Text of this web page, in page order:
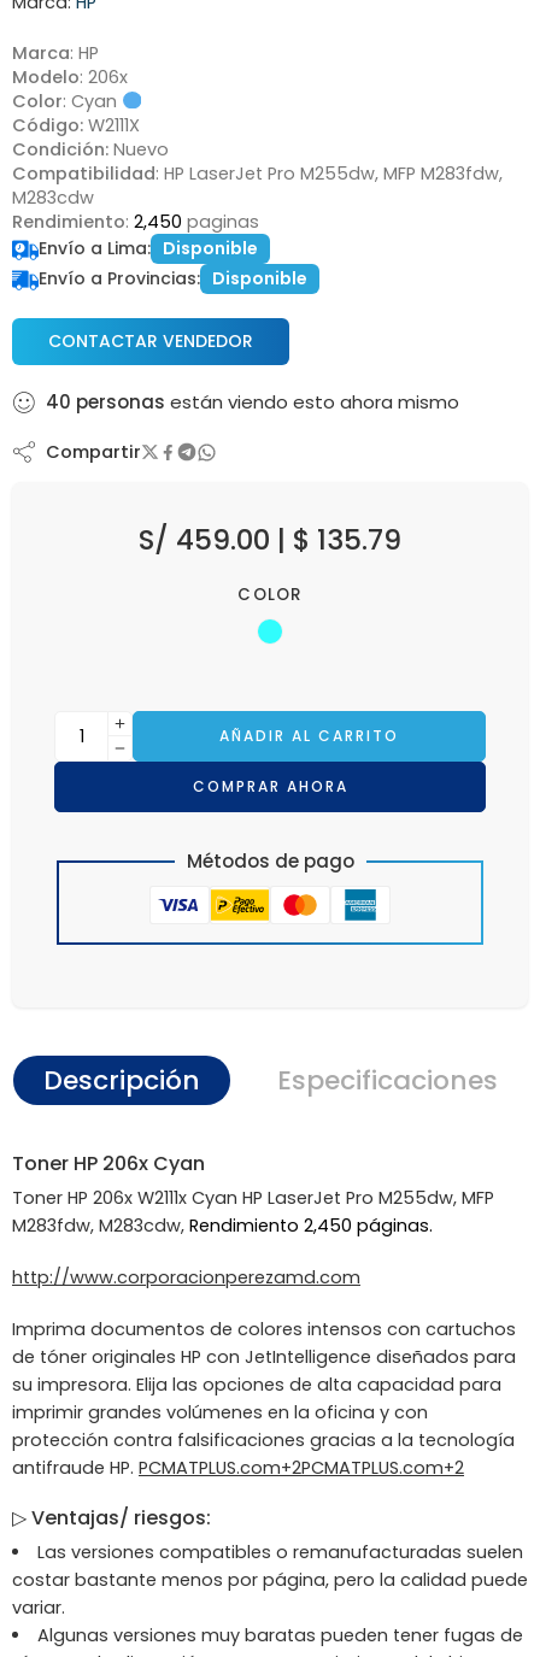
Marca: HP
Modelo: 206x
Color: Cyan
Código: W2111X
Condición: Nuevo
Compatibilidad: HP LaserJet Pro M255dw, MFP M283fdw,
M283cdw
Rendimiento: 2,450 paginas
Envío a Lima: Disponible
Envío a Provincias: Disponible
CONTACTAR VENDEDOR
40 personas están viendo esto ahora mismo
Compartir
S/ 459.00 | $ 135.79
COLOR
AÑADIR AL CARRITO
COMPRAR AHORA
Métodos de pago
Descripción Especificaciones
Toner HP 206x Cyan
Toner HP 206x W2111x Cyan HP LaserJet Pro M255dw, MFP
M283fdw, M283cdw, Rendimiento 2,450 páginas.
http://www.corporacionperezamd.com
Imprima documentos de colores intensos con cartuchos
de tóner originales HP con JetIntelligence diseñados para
su impresora. Elija las opciones de alta capacidad para
imprimir grandes volúmenes en la oficina y con
protección contra falsificaciones gracias a la tecnología
antifraude HP. PCMATPLUS.com+2PCMATPLUS.com+2
▷Ventajas/ riesgos:
Las versiones compatibles o remanufacturadas suelen
costar bastante menos por página, pero la calidad puede
variar.
Algunas versiones muy baratas pueden tener fugas de